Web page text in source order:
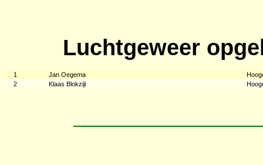
Luchtgeweer
1 Jan Oegema
2
Klaas Blokzijl